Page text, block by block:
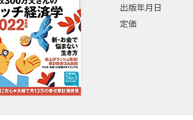
出版年月日
定価